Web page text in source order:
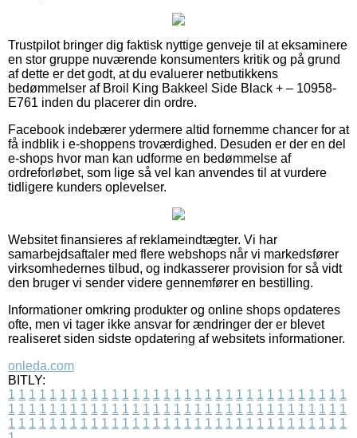
Trustpilot bringer dig faktisk nyttige genveje til at eksaminere
en stor gruppe nuværende konsumenters kritik og på grund
af dette er det godt, at du evaluerer netbutikkens
bedømmelser af Broil King Bakkeel Side Black + – 10958-
E761 inden du placerer din ordre.
Facebook indebærer ydermere altid fornemme chancer for at
få indblik i e-shoppens troværdighed. Desuden er der en del
e-shops hvor man kan udforme en bedømmelse af
ordreforløbet, som lige så vel kan anvendes til at vurdere
tidligere kunders oplevelser.
Websitet finansieres af reklameindtægter. Vi har
samarbejdsaftaler med flere webshops når vi markedsfører
virksomhedernes tilbud, og indkasserer provision for så vidt
den bruger vi sender videre gennemfører en bestilling.
Informationer omkring produkter og online shops opdateres
ofte, men vi tager ikke ansvar for ændringer der er blevet
realiseret siden sidste opdatering af websitets informationer.
onleda.com
BITLY:
1 1 1 1 1 1 1 1 1 1 1 1 1 1 1 1 1 1 1 1 1 1 1 1 1 1 1 1 1 1 1 1 1
1 1 1 1 1 1 1 1 1 1 1 1 1 1 1 1 1 1 1 1 1 1 1 1 1 1 1 1 1 1 1 1 1
1 1 1 1 1 1 1 1 1 1 1 1 1 1 1 1 1 1 1 1 1 1 1 1 1 1 1 1 1 1 1 1 1